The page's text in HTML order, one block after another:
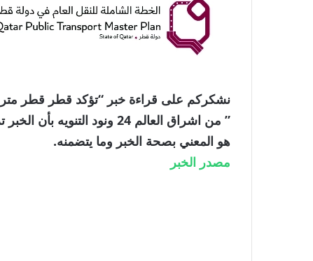
نشكركم على قراءة خبر “تؤكد قطر قطر
” من اشراق العالم 24 ونود
هو المعني بصحة الخبر وما يتضمنه.
مصدر الخبر